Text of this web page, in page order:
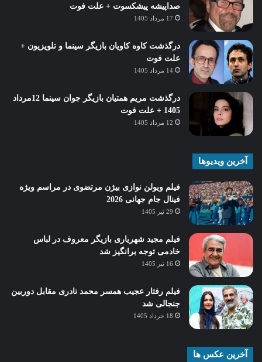
صداپیشه پیشکسوت + علت فوت
17 مرداد 1405
درگذشت کاوه کاویان بازیگر سینما و تلویزیون +
علت فوت
14 مرداد 1405
درگذشت مریم همتیان بازیگر جوان سینما 12مرداد
1405 + علت فوت
12 مرداد 1405
آخرین ویدیوها
فیلم ویولن نوازی بیژن مرتضوی در مراسم ویژه
فینال جام جهانی 2026
29 تیر 1405
فیلم مجید شهریاری بازیگر معروف در لباس
خادمی توجه برانگیز شد
16 تیر 1405
فیلم رفتار عجیب همسر محمد نادری مقابل دوربین
جنجالی شد
18 خرداد 1405
آخرین عکس ها